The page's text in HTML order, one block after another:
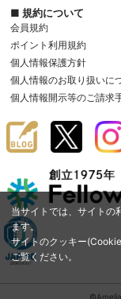
当サイトでは、サイトの
ます。
サイトのクッキー
ご覧ください。
■ 規約について
会員規約
ポイント利用規約
個人情報保護方針
個人情報のお取り扱いに
個人情報開示等のご請求